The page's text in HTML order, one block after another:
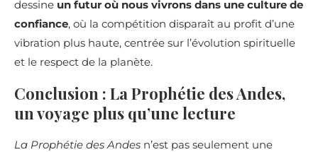
dessine un futur où nous vivrons dans une culture de
confiance, où la compétition disparaît au profit d’une
vibration plus haute, centrée sur l’évolution spirituelle
et le respect de la planète.
Conclusion : La Prophétie des Andes,
un voyage plus qu’une lecture
La Prophétie des Andes n’est pas seulement une